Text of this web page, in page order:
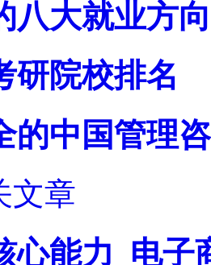
八大就业方
研院校排名
的中国管理
文章
心能力_电子